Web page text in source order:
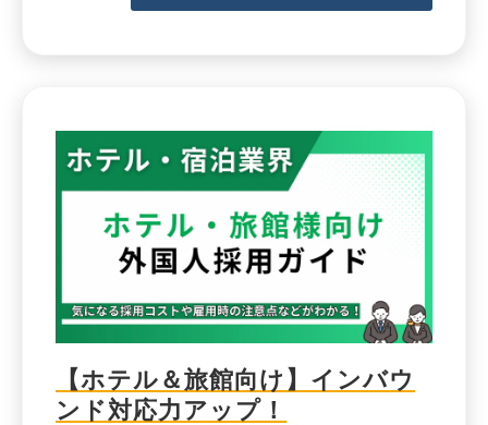
【ホテル＆旅館向け】インバウ
ンド対応力アップ！